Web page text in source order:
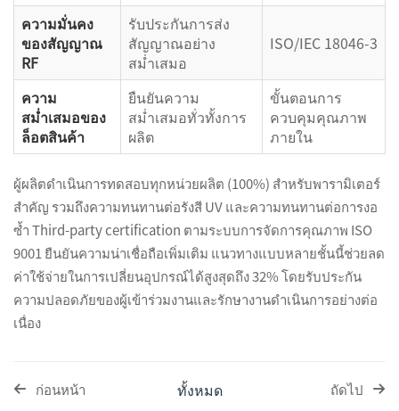
ความมั่นคง
ของสัญญาณ
RF
รับประกันการส่ง
สัญญาณอย่าง
สม่ำเสมอ
ISO/IEC 18046-3
ความ
สม่ำเสมอของ
ล็อตสินค้า
ยืนยันความ
สม่ำเสมอทั่วทั้งการ
ผลิต
ขั้นตอนการ
ควบคุมคุณภาพ
ภายใน
ผู้ผลิตดำเนินการทดสอบทุกหน่วยผลิต (100%) สำหรับพารามิเตอร์
สำคัญ รวมถึงความทนทานต่อรังสี UV และความทนทานต่อการงอ
ซ้ำ Third-party certification ตามระบบการจัดการคุณภาพ ISO
9001 ยืนยันความน่าเชื่อถือเพิ่มเติม แนวทางแบบหลายชั้นนี้ช่วยลด
ค่าใช้จ่ายในการเปลี่ยนอุปกรณ์ได้สูงสุดถึง 32% โดยรับประกัน
ความปลอดภัยของผู้เข้าร่วมงานและรักษางานดำเนินการอย่างต่อ
เนื่อง
ก่อนหน้า ทั้งหมด ถัดไป